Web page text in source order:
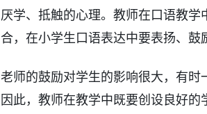
厌学、抵触的心理。教师在口语教
合，在小学生口语表达中要表扬、鼓
老师的鼓励对学生的影响很大，有时
因此，教师在教学中既要创设良好